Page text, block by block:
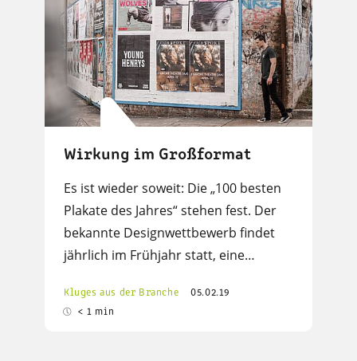
Wirkung im Großformat
Es ist wieder soweit: Die „100 besten
Plakate des Jahres“ stehen fest. Der
bekannte Designwettbewerb findet
jährlich im Frühjahr statt, eine…
Kluges aus der Branche
05.02.19
< 1 min